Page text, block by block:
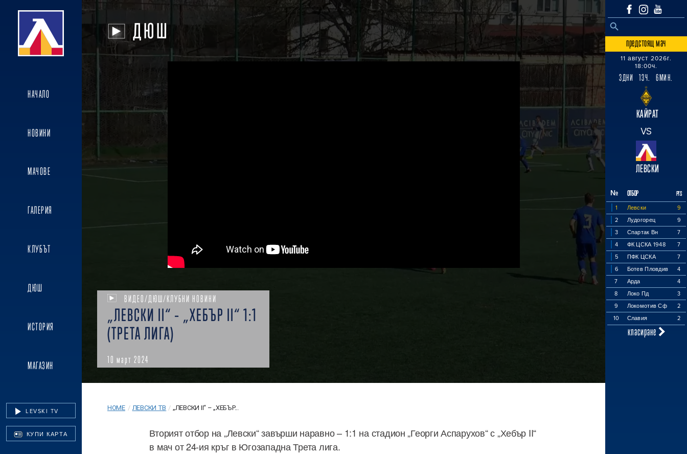
НАЧАЛО
НОВИНИ
МАЧОВЕ
ГАЛЕРИЯ
КЛУБЪТ
ДЮШ
ИСТОРИЯ
МАГАЗИН
LEVSKI TV
КУПИ КАРТА
Search
SEARCH BUTTON
предстоящ мач
11 август 2026г.
18:00ч.
3ДНИ 13Ч. 6МИН.
КАЙРАТ
VS
ЛЕВСКИ
№ ОТБОР PTS
1 Левски
9
2
Лудогорец
9
3
Спартак Вн
7
4
ФК ЦСКА 1948
7
5
ПФК ЦСКА
7
6
Ботев Пловдив
4
7
Арда
4
8
Локо Пд
3
9
Локомотив Сф
2
10
Славия 2
класиране
ДЮШ
ВИДЕО/ДЮШ/КЛУБНИ НОВИНИ
„ЛЕВСКИ II“ – „ХЕБЪР II“ 1:1
(ТРЕТА ЛИГА)
10 март 2024
HOME / ЛЕВСКИ ТВ / „ЛЕВСКИ II“ – „ХЕБЪР...
Вторият отбор на „Левски“ завърши наравно – 1:1 на стадион „Георги Аспарухов“ с „Хебър II“
в мач от 24-ия кръг в Югозападна Трета лига.